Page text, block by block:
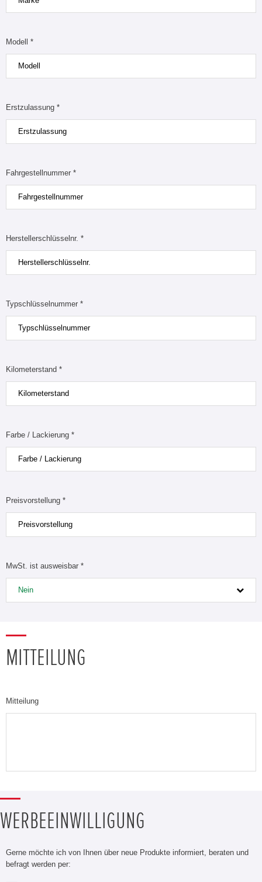
Modell *
Erstzulassung *
Fahrgestellnummer *
Herstellerschlüsselnr. *
Typschlüsselnummer *
Kilometerstand *
Farbe / Lackierung *
Preisvorstellung *
MwSt. ist ausweisbar *
Nein
MITTEILUNG
Mitteilung
WERBEEINWILLIGUNG
Gerne möchte ich von Ihnen über neue Produkte informiert, beraten und
befragt werden per: